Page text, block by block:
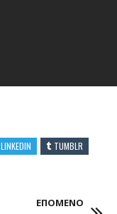
LINKEDIN
TUMBLR
ΕΠΟΜΕΝΟ